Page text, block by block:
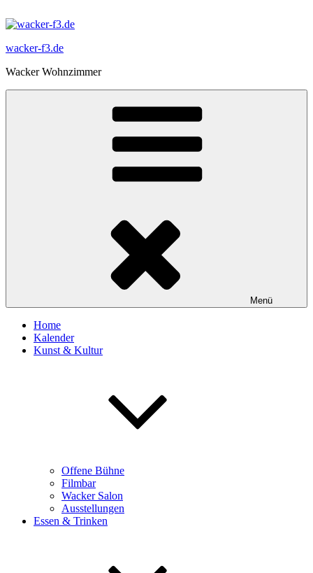
Inhalt
wacker-f3.de
Wacker Wohnzimmer
Menü
Home
Kalender
Kunst & Kultur
Offene Bühne
Filmbar
Wacker Salon
Ausstellungen
Essen & Trinken